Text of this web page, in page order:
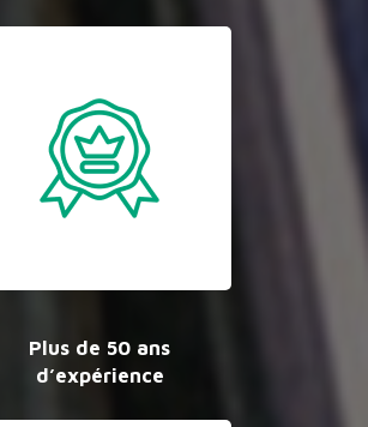
Plus de 50 ans
d’expérience